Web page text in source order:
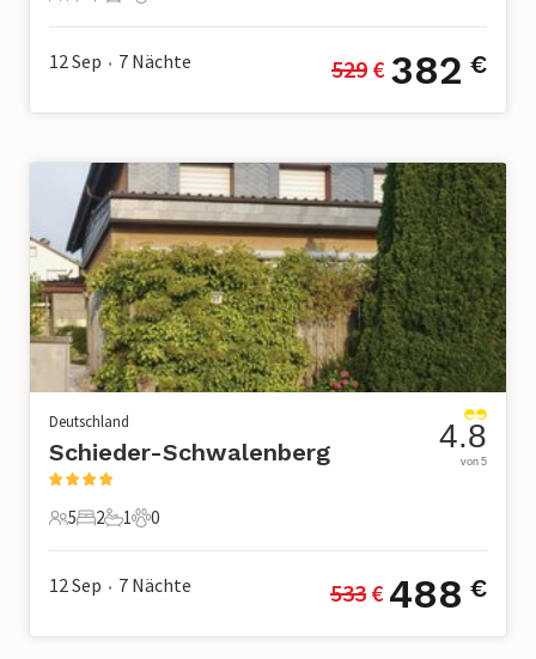
2 Gäste
1 Schlafzimmer
1 Badezimmer
0 Haustiere
12 Sep • 7 Nächte 529 € 382 €
Deutschland
Schieder-Schwalenberg
5 Gäste
5
2 Schlafzimmer
2
1 Badezimmer
1
0 Haustiere
0
4.8
von 5
12 Sep • 7 Nächte 533 € 488 €